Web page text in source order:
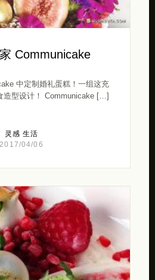
Communicake
中定制婚礼蛋糕！一组这充
造型设计！ Communicake […]
灵感 生活
2017/04/06